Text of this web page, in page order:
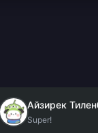
Айзирек
Super!